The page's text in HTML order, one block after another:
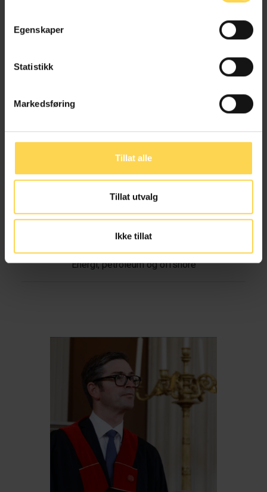
Egenskaper
Statistikk
Markedsføring
Tillat alle
Tillat utvalg
Ikke tillat
Energi, petroleum og offshore